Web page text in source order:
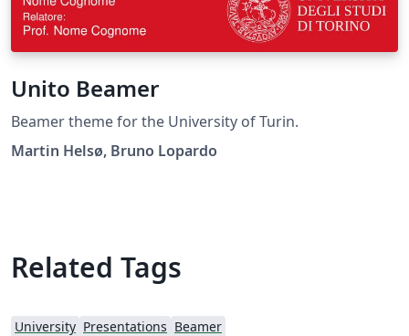
Unito Beamer
Beamer theme for the University of Turin.
Martin Helsø, Bruno Lopardo
Related Tags
University Presentations Beamer